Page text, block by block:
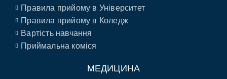
Правила прийому в Університет
Правила прийому в Коледж
Вартість навчання
Приймальна коміся
МЕДИЦИНА